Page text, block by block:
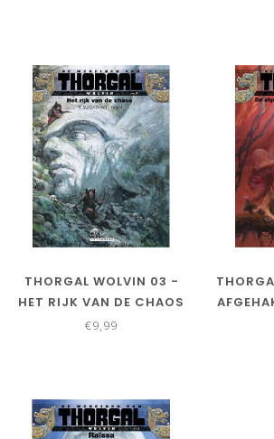
THORGAL WOLVIN 03 -
HET RIJK VAN DE CHAOS
€9,99